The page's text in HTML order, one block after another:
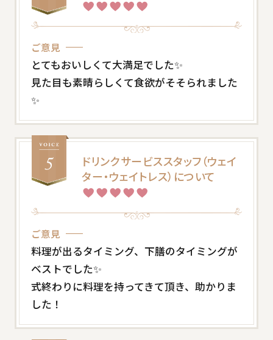
ご意見
とてもおいしくて大満足でした✨
見た目も素晴らしくて食欲がそそられました
✨
ドリンクサービススタッフ（ウェイ
ター・ウェイトレス）について
ご意見
料理が出るタイミング、下膳のタイミングが
ベストでした✨
式終わりに料理を持ってきて頂き、助かりま
した！